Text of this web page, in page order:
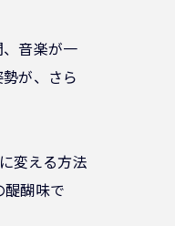
音楽が一
が、さら
変える方法
醍醐味で